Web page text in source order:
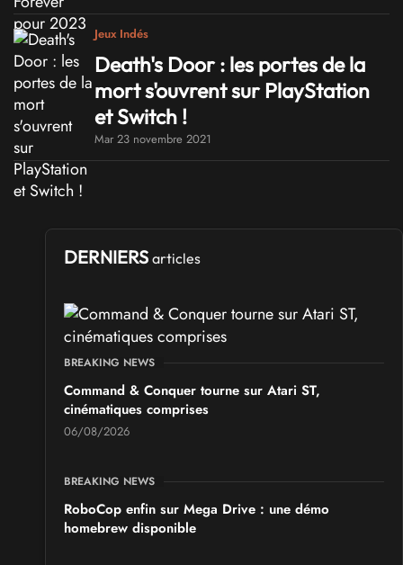
Jeux Indés
Death's Door : les portes de la
mort s'ouvrent sur PlayStation
et Switch !
Mar 23 novembre 2021
DERNIERS articles
BREAKING NEWS
Command & Conquer tourne sur Atari ST,
cinématiques comprises
06/08/2026
BREAKING NEWS
RoboCop enfin sur Mega Drive : une démo
homebrew disponible